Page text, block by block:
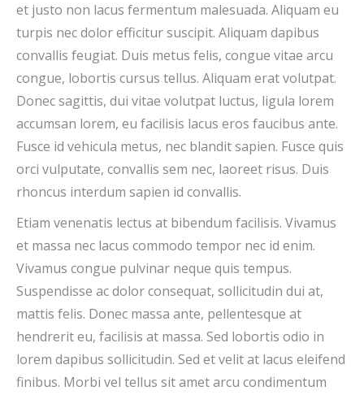
et justo non lacus fermentum malesuada. Aliquam eu
turpis nec dolor efficitur suscipit. Aliquam dapibus
convallis feugiat. Duis metus felis, congue vitae arcu
congue, lobortis cursus tellus. Aliquam erat volutpat.
Donec sagittis, dui vitae volutpat luctus, ligula lorem
accumsan lorem, eu facilisis lacus eros faucibus ante.
Fusce id vehicula metus, nec blandit sapien. Fusce quis
orci vulputate, convallis sem nec, laoreet risus. Duis
rhoncus interdum sapien id convallis.
Etiam venenatis lectus at bibendum facilisis. Vivamus
et massa nec lacus commodo tempor nec id enim.
Vivamus congue pulvinar neque quis tempus.
Suspendisse ac dolor consequat, sollicitudin dui at,
mattis felis. Donec massa ante, pellentesque at
hendrerit eu, facilisis at massa. Sed lobortis odio in
lorem dapibus sollicitudin. Sed et velit at lacus eleifend
finibus. Morbi vel tellus sit amet arcu condimentum